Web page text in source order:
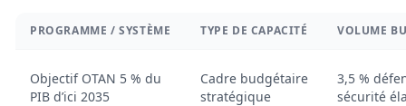
PROGRAMME / SYSTÈME TYPE DE CAPACITÉ VOLUME
Objectif OTAN 5 % du
PIB d’ici 2035
Cadre budgétaire
stratégique
3,5 %
sécurité